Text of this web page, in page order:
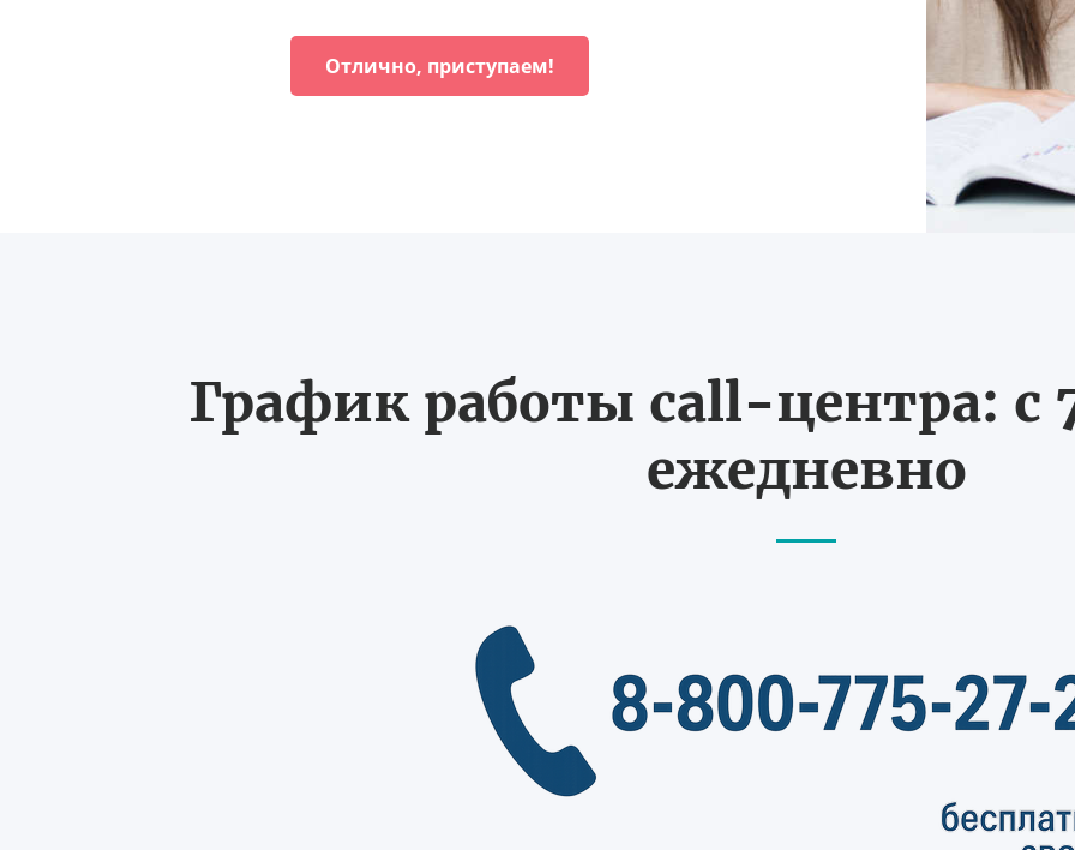
Отлично, приступаем!
График работы call-центра: с
ежедневно